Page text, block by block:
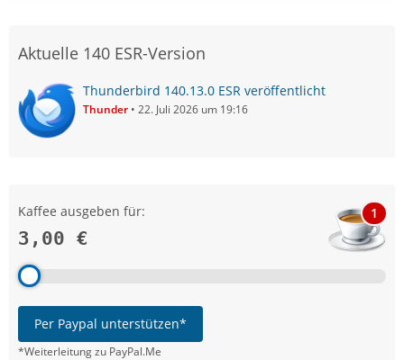
Aktuelle 140 ESR-Version
Thunderbird 140.13.0 ESR veröffentlicht
Thunder 22. Juli 2026 um 19:16
Kaffee ausgeben für:
3,00 €
1
Per Paypal unterstützen*
*Weiterleitung zu PayPal.Me